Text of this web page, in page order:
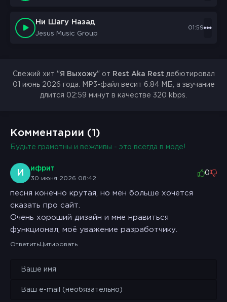
Ни Шагу Назад
Jesus Music Group
01:59
Свежий хит "Я Выхожу" от Rest Aka Rest дебютировал
01 июнь 2026 года. MP3-файл весит 6.84 МБ, а звучание
длится 02:59 минут в качестве 320 kbps.
Комментарии (1)
Будьте грамотны и вежливы - это всегда в моде!
И
ифрит
30 июня 2026 08:42
0
песня конечно крутая, но мен больше хочется
сказать про сайт.
Очень хороший дизайн и мне нравиться
функционал, моё уважение разработчику.
Ответить Цитировать